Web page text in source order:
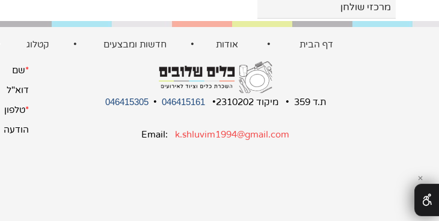
מרכזי שולחן
דף הבית • אודות • חדשות ומבצעים • קטלוג
ת.ד 359 • מיקוד 2310202• 046415161
•
046415305
Email: k.shluvim1994@gmail.com
✕